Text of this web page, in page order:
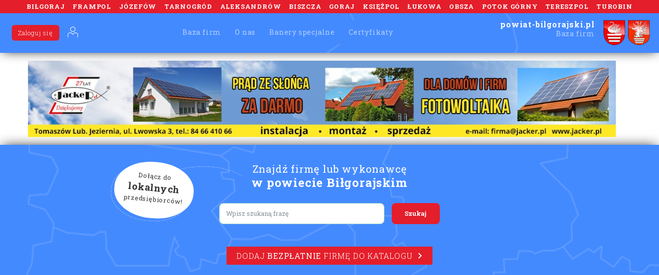
BIŁGORAJ FRAMPOL JÓZEFÓW TARNOGRÓD ALEKSANDRÓW BISZCZA GORAJ KSIĘŻPOL ŁUKOWA OBSZA POTOK GÓRNY TERESZPOL TUROBIN
Baza firm O nas Banery specjalne Certyfikaty
Zaloguj się
powiat-bilgorajski.pl
Baza firm
Znajdź firmę lub wykonawcę
w powiecie Biłgorajskim
Dołącz do
lokalnych
przedsiębiorców!
Lorem ipsum
DODAJBEZPŁATNIE FIRMĘ DO KATALOGU